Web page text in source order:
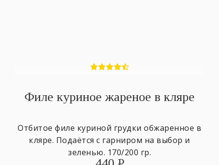
Филе куриное жареное в кляре
Отбитое филе куриной грудки обжаренное в
кляре. Подаётся с гарниром на выбор и
зеленью. 170/200 гр.